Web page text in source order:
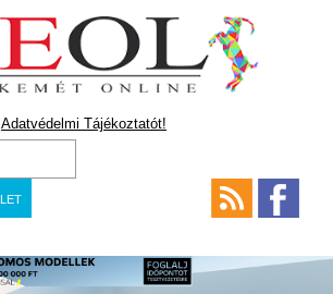
Adatvédelmi Tájékoztatót!